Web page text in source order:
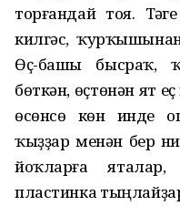
торғандай тоя.
килгәс,
Өҫ-башы бысраҡ,
бөткән, өҫтөнән ят еҫ
өсөнсө көн инде
ҡыҙҙар менән бер
йоҡларға
пластинка